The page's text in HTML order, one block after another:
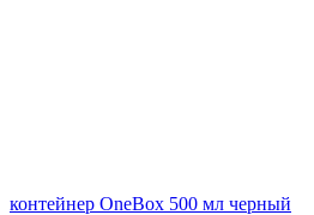
контейнер OneBox 500 мл черный